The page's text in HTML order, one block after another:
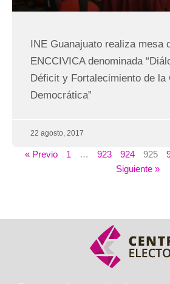
INE Guanajuato realiza mesa
ENCCIVICA denominada
Déficit y Fortalecimiento de la
Democrática”
22 agosto, 2017
« Previo 1 … 923 924 925
Siguiente »